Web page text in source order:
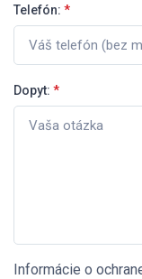
Telefón: *
Dopyt: *
Informácie o